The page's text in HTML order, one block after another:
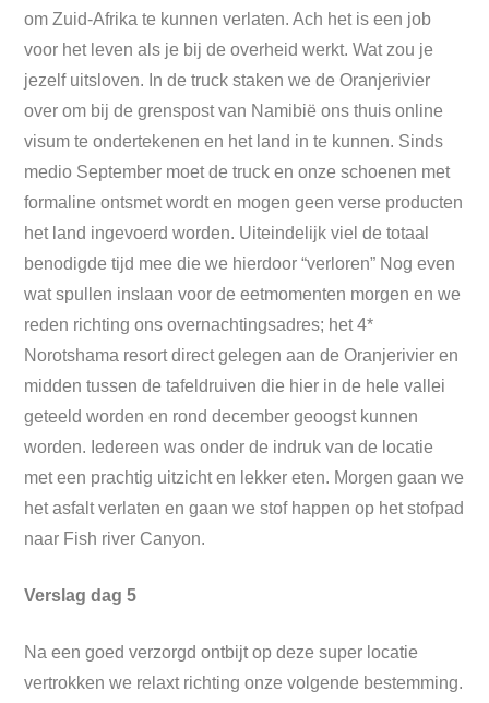
om Zuid-Afrika te kunnen verlaten. Ach het is een job
voor het leven als je bij de overheid werkt. Wat zou je
jezelf uitsloven. In de truck staken we de Oranjerivier
over om bij de grenspost van Namibië ons thuis online
visum te ondertekenen en het land in te kunnen. Sinds
medio September moet de truck en onze schoenen met
formaline ontsmet wordt en mogen geen verse producten
het land ingevoerd worden. Uiteindelijk viel de totaal
benodigde tijd mee die we hierdoor “verloren” Nog even
wat spullen inslaan voor de eetmomenten morgen en we
reden richting ons overnachtingsadres; het 4*
Norotshama resort direct gelegen aan de Oranjerivier en
midden tussen de tafeldruiven die hier in de hele vallei
geteeld worden en rond december geoogst kunnen
worden. Iedereen was onder de indruk van de locatie
met een prachtig uitzicht en lekker eten. Morgen gaan we
het asfalt verlaten en gaan we stof happen op het stofpad
naar Fish river Canyon.
Verslag dag 5
Na een goed verzorgd ontbijt op deze super locatie
vertrokken we relaxt richting onze volgende bestemming.